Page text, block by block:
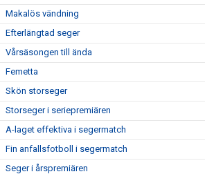
Makalös vändning
Efterlängtad seger
Vårsäsongen till ända
Femetta
Skön storseger
Storseger i seriepremiären
A-laget effektiva i segermatch
Fin anfallsfotboll i segermatch
Seger i årspremiären